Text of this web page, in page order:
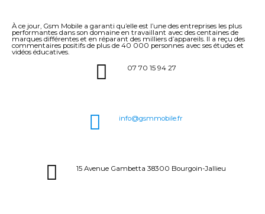
À ce jour, Gsm Mobile a garanti qu’elle est l’une des entreprises les plus
performantes dans son domaine en travaillant avec des centaines de
marques différentes et en réparant des milliers d’appareils. Il a reçu des
commentaires positifs de plus de 40 000 personnes avec ses études et
vidéos éducatives.
07 70 15 94 27
info@gsmmobile.fr
15 Avenue Gambetta 38300 Bourgoin-Jallieu